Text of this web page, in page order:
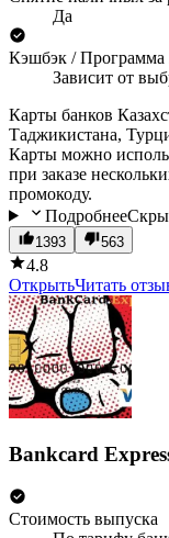
Да
Кэшбэк / Программа
Зависит от
Карты банков
Таджикистана,
Карты можно
при заказе
промокоду.
Подробнее
1393 563
4.8
ОткрытьЧитать
Bankcard
Стоимость выпуска